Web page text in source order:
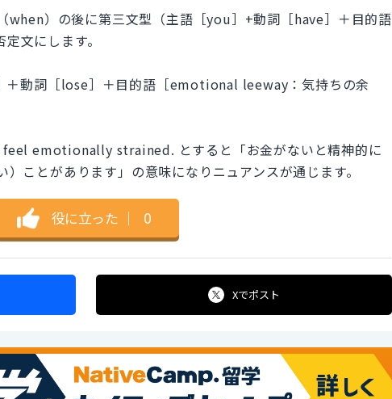
when）の後に第三文型（主語［you］+動詞［have］＋目的語
文にします。
＋動詞［lose］＋目的語［emotional leeway：気持ちの余
emotionally strained. とすると「お金がないと精神的に
ことがあります」の意味になりニュアンスが通じます。
役に立った ｜ 0
Xでポスト